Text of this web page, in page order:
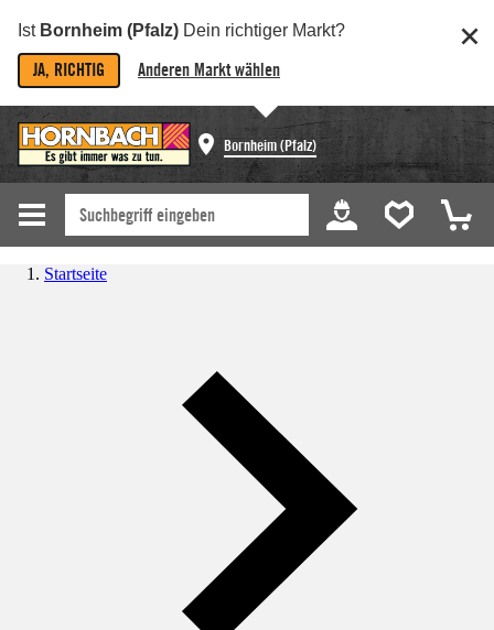
Ist Bornheim (Pfalz) Dein richtiger Markt?
JA, RICHTIG Anderen Markt wählen
Bornheim (Pfalz)
Startseite